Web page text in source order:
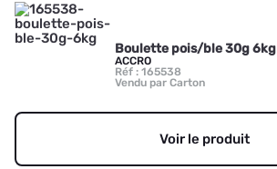
Boulette pois/ble 30g 6kg
ACCRO
Réf : 165538
Vendu par Carton
Voir le produit